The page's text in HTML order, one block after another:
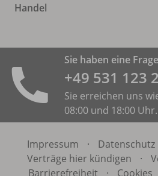
Handel
Sie haben eine
+49 531 ­123
Sie erreichen uns
08:00 und 18:00 Uhr.
Impressum · Datenschutz
Verträge hier kündigen
·
Barrierefreiheit
· Cookies